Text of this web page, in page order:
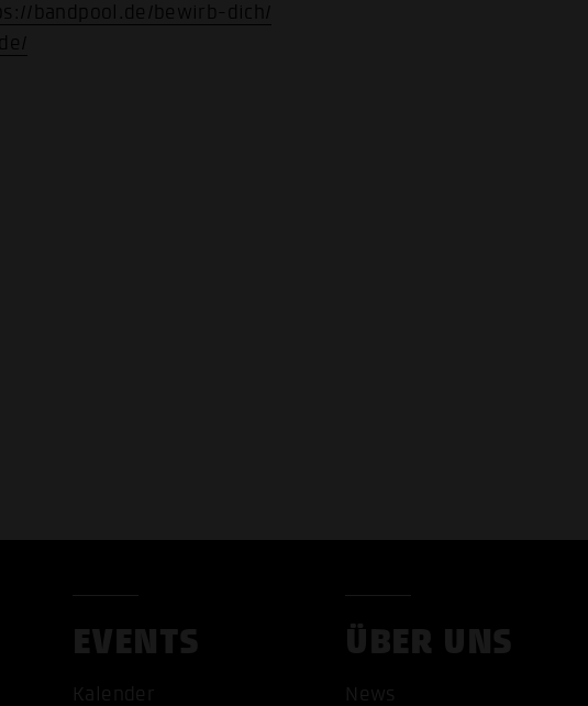
bandpool.de/bewirb-dich/
EVENTS
Kalender
ÜBER UNS
News